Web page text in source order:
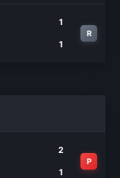
1
1
R
2
1
P